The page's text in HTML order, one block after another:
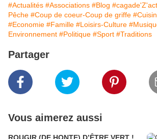
#Actualités #Associations #Blog
Pêche #Coup de coeur-Coup de griffe
#Economie #Famille #Loisirs-Culture
Environnement #Politique #Sport #Traditions
Partager
Vous aimerez aussi
ROUGIR (DE HONTE) D’ÊTRE VERT !